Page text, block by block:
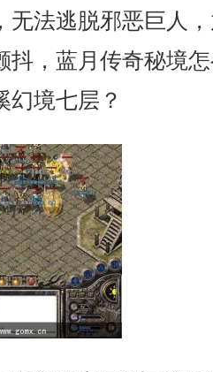
无法逃脱邪恶巨人
抖，蓝月传奇秘境
境七层？